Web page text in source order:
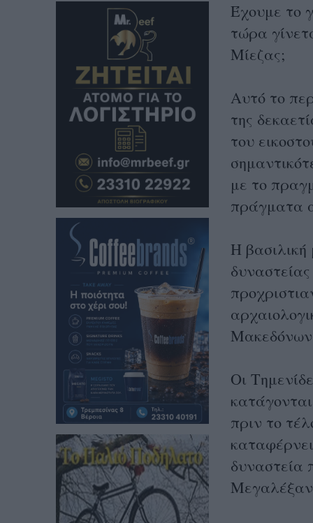
Έχουμε το
τώρα
Μίεζας;
Αυτό το
της
του
με το
πράγματα
Η
Μακεδόνων
Οι
πριν το
δυναστεία